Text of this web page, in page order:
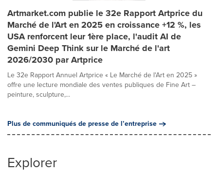
Artmarket.com publie le 32e Rapport Artprice du
Marché de l'Art en 2025 en croissance +12 %, les
USA renforcent leur 1ère place, l'audit AI de
Gemini Deep Think sur le Marché de l'art
2026/2030 par Artprice
Le 32e Rapport Annuel Artprice « Le Marché de l'Art en 2025 »
offre une lecture mondiale des ventes publiques de Fine Art –
peinture, sculpture,...
Plus de communiqués de presse de l’entreprise
Explorer